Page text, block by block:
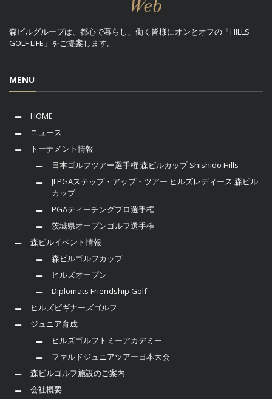
森ビルグループは、都心で暮らし、働く皆様にオンとオフの「HILLS
GOLF LIFE」をご提案します。
MENU
HOME
ニュース
トーナメント情報
日本ゴルフツアー選手権 森ビルカップ Shishido Hills
JLPGAステップ・アップ・ツアー ヒルズレディース 森ビル
カップ
PGAティーチングプロ選手権
茨城県オープンゴルフ選手権
森ビルイベント情報
森ビルゴルフカップ
ヒルズオープン
Diplomats Friendship Golf
ヒルズビギナーズゴルフ
ジュニア育成
ヒルズゴルフトミーアカデミー
ファルドジュニアツアー日本大会
森ビルゴルフ施設のご案内
会社概要